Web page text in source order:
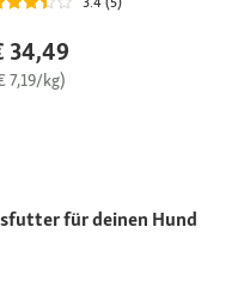
34,49
7,19/kg)
für deinen Hund